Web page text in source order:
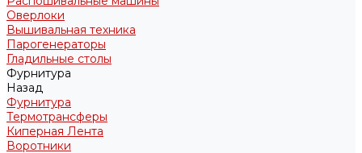
Оверлоки
Вышивальная техника
Парогенераторы
Гладильные столы
Фурнитура
Назад
Фурнитура
Термотрансферы
Киперная Лента
Воротники